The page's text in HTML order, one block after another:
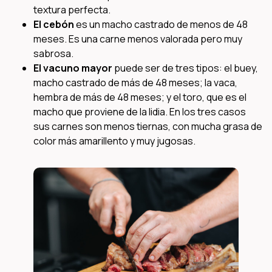
textura perfecta.
El cebónes un macho castrado de menos de 48
meses. Es una carne menos valorada pero muy
sabrosa.
El vacuno mayor puede ser de tres tipos: el buey,
macho castrado de más de 48 meses; la vaca,
hembra de más de 48 meses; y el toro, que es el
macho que proviene de la lidia. En los tres casos
sus carnes son menos tiernas, con mucha grasa de
color más amarillento y muy jugosas.